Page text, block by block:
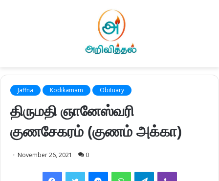
Jaffna Kodikamam Obituary
திருமதி ஞானேஸ்வரி
குணசேகரம் (குணம் அக்கா)
November 26, 2021 0
FacebookTwitter MessengerWhatsAppTelegramViber